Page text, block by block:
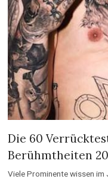
Die 60
Berühmtheiten
Viele Prominente wissen